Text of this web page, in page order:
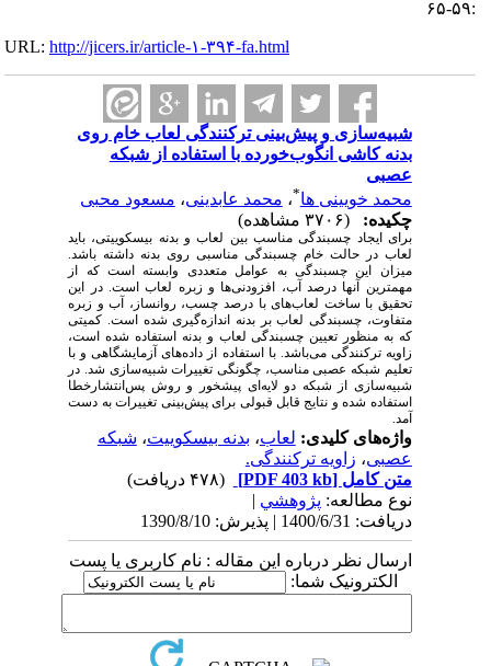
URL:http://jicers.ir/article-۱-۳۹۴-fa.html
شبیه‌سازی و پیش‌بینی ترکنندگی لعاب خام روی
بدنه کاشی انگوب‌خورده با استفاده از شبکه
عصبی
محمد خویینی ها*،محمد عابدینی،مسعود محبی
چکیده:
برای ایجاد چسبندگی مناسب بین لعاب و بدنه بیسکوییتی، باید
لعاب در حالت خام چسبندگی مناسبی روی بدنه داشته باشد.
میزان این چسبندگی به عوامل متعددی وابسته است که از
مهمترین آنها درصد آب،افزودنی‌ها و زبره لعاب است. در این
تحقیق با ساخت لعاب‌های با درصد چسب، روانساز، آب و زبره
متفاوت، چسبندگی لعاب بر بدنه اندازه‌گیری شده است. کمیتی
که به منظور تعیین چسبندگی لعاب و بدنه استفاده شده است،
زاویه ترکنندگی می‌باشد. با استفاده از داده‌های آزمایشگاهی و با
تعلیم شبکه عصبی مناسب، چگونگی تغییرات شبیه‌سازی شد. در
شبیه‌سازی از شبکه دو لایه‌ای پیشخور و روش پس‌انتشارخطا
استفاده شده و نتایج قابل قبولی برای پیش‌بینی تغییرات به دست
آمد.
واژه‌های کلیدی:لعاب،بدنه بیسکوییت،شبکه
عصبی،زاویه ترکنندگی.
متن کامل[PDF 403 kb]
نوع مطالعه:پژوهشي|
دریافت: 1400/6/31 | پذیرش: 1390/8/10
ارسال نظر درباره این مقاله : نام کاربری یا پست
الکترونیک شما: